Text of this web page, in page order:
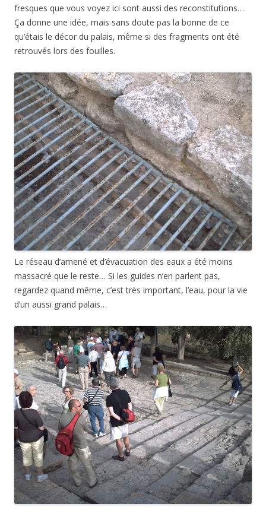
fresques que vous voyez ici sont aussi des reconstitutions…
Ça donne une idée, mais sans doute pas la bonne de ce
qu’étais le décor du palais, même si des fragments ont été
retrouvés lors des fouilles.
Le réseau d’amené et d’évacuation des eaux a été moins
massacré que le reste… Si les guides n’en parlent pas,
regardez quand même, c’est très important, l’eau, pour la vie
d’un aussi grand palais…